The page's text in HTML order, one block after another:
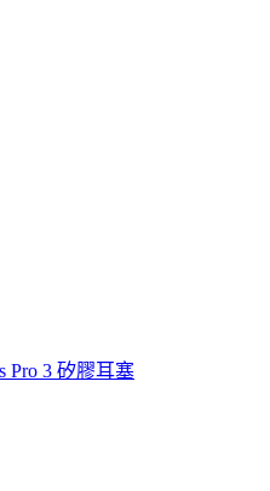
Pro 3 矽膠耳塞